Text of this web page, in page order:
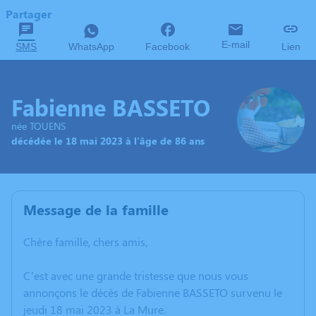
Partager
SMS WhatsApp Facebook E-mail Lien
Fabienne BASSETO
née TOUENS
décédée le 18 mai 2023 à l'âge de 86 ans
Message de la famille
Chère famille, chers amis,
C’est avec une grande tristesse que nous vous
annonçons le décès de Fabienne BASSETO survenu le
jeudi 18 mai 2023 à La Mure.